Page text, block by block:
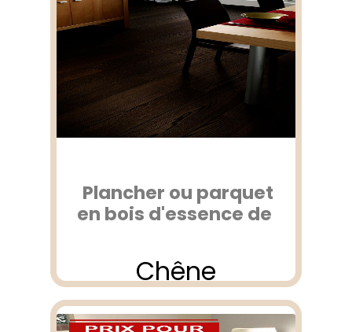
Plancher ou parquet
en bois d'essence de
Chêne